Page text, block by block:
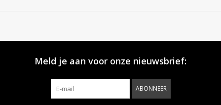
Meld je aan voor onze nieuwsbrief:
ABONNEER